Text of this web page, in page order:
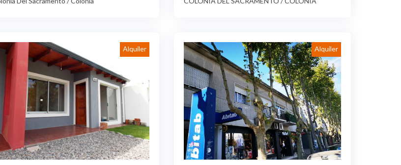
de 2 dormitorios APARTAMENTO DE 2 DORMITOR